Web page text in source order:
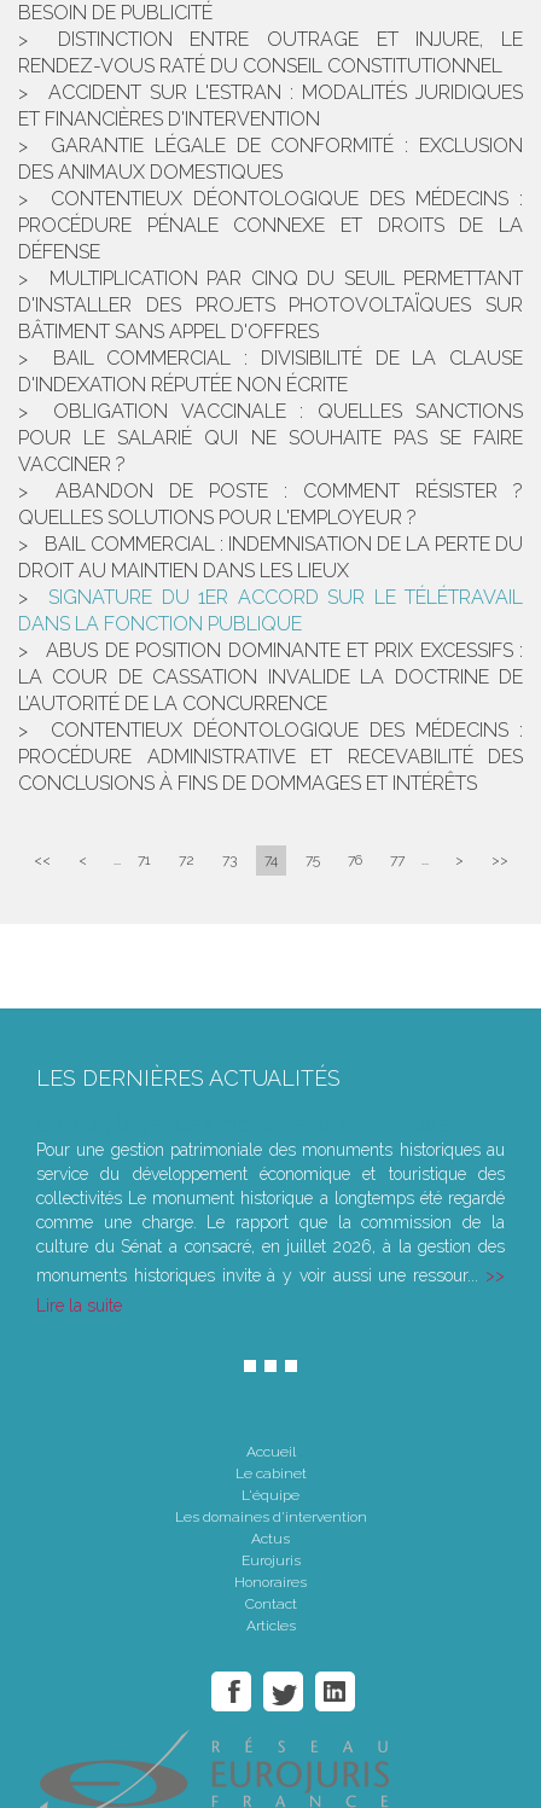
BESOIN DE PUBLICITÉ
DISTINCTION ENTRE OUTRAGE ET INJURE, LE
RENDEZ-VOUS RATÉ DU CONSEIL CONSTITUTIONNEL
ACCIDENT SUR L'ESTRAN : MODALITÉS JURIDIQUES
ET FINANCIÈRES D'INTERVENTION
GARANTIE LÉGALE DE CONFORMITÉ : EXCLUSION
DES ANIMAUX DOMESTIQUES
CONTENTIEUX DÉONTOLOGIQUE DES MÉDECINS :
PROCÉDURE PÉNALE CONNEXE ET DROITS DE LA
DÉFENSE
MULTIPLICATION PAR CINQ DU SEUIL PERMETTANT
D'INSTALLER DES PROJETS PHOTOVOLTAÏQUES SUR
BÂTIMENT SANS APPEL D'OFFRES
BAIL COMMERCIAL : DIVISIBILITÉ DE LA CLAUSE
D'INDEXATION RÉPUTÉE NON ÉCRITE
OBLIGATION VACCINALE : QUELLES SANCTIONS
POUR LE SALARIÉ QUI NE SOUHAITE PAS SE FAIRE
VACCINER ?
ABANDON DE POSTE : COMMENT RÉSISTER ?
QUELLES SOLUTIONS POUR L'EMPLOYEUR ?
BAIL COMMERCIAL : INDEMNISATION DE LA PERTE DU
DROIT AU MAINTIEN DANS LES LIEUX
SIGNATURE DU 1ER ACCORD SUR LE TÉLÉTRAVAIL
DANS LA FONCTION PUBLIQUE
ABUS DE POSITION DOMINANTE ET PRIX EXCESSIFS :
LA COUR DE CASSATION INVALIDE LA DOCTRINE DE
L’AUTORITÉ DE LA CONCURRENCE
CONTENTIEUX DÉONTOLOGIQUE DES MÉDECINS :
PROCÉDURE ADMINISTRATIVE ET RECEVABILITÉ DES
CONCLUSIONS À FINS DE DOMMAGES ET INTÉRÊTS
<< < ... 71 72 73 74 75 76 77 ... > >>
LES DERNIÈRES ACTUALITÉS
Pour une gestion patrimoniale des monuments historiques au
service du développement économique et touristique des
collectivités Le monument historique a longtemps été regardé
comme une charge. Le rapport que la commission de la
culture du Sénat a consacré, en juillet 2026, à la gestion des
monuments historiques invite à y voir aussi une ressour...
Lire la suite
Accueil
Le cabinet
L'équipe
Les domaines d'intervention
Actus
Eurojuris
Honoraires
Contact
Articles